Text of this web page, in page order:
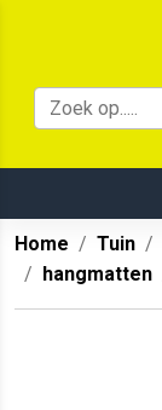
Home Tuin
hangmatten